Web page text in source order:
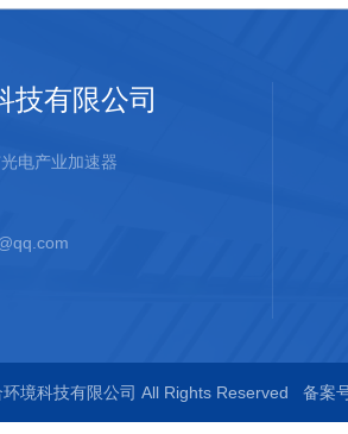
技有限公司
电产业加速器
境科技有限公司 All Rights Reserved 备案